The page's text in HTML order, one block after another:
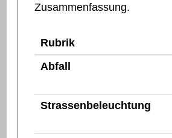
Zusammenfassung.
Rubrik
Abfall
Strassenbeleuchtung